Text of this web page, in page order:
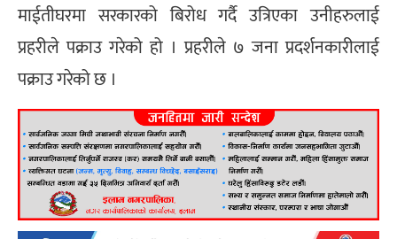
माईतीघरमा सरकारको बिरोध गर्दै उत्रिएका उनीहरुलाई
प्रहरीले पक्राउ गरेको हो । प्रहरीले ७ जना प्रदर्शनकारीलाई
पक्राउ गरेको छ ।